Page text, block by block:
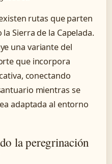
rutas que parten
Sierra de la Capelada.
una variante del
que incorpora
conectando
mientras se
adaptada al entorno
la peregrinación